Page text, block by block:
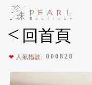
< 回首頁
❤ 人氣指數: 0 0 0 8 2 8